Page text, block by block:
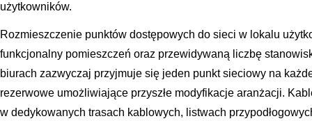
użytkowników.
Rozmieszczenie punktów dostępowych do sieci w lokalu
funkcjonalny pomieszczeń oraz przewidywaną liczbę
biurach zazwyczaj przyjmuje się jeden punkt sieciowy na
rezerwowe umożliwiające przyszłe modyfikacje aranżacji.
w dedykowanych trasach kablowych, listwach